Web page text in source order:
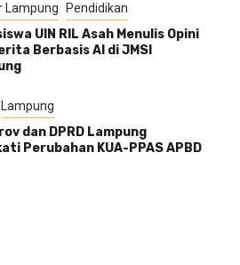
Lampung Pendidikan
UIN RIL Asah Menulis Opini
Berbasis AI di JMSI
Lampung
dan DPRD Lampung
Perubahan KUA-PPAS APBD